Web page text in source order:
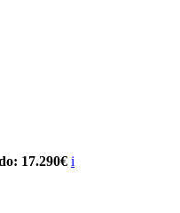
17.290€ i